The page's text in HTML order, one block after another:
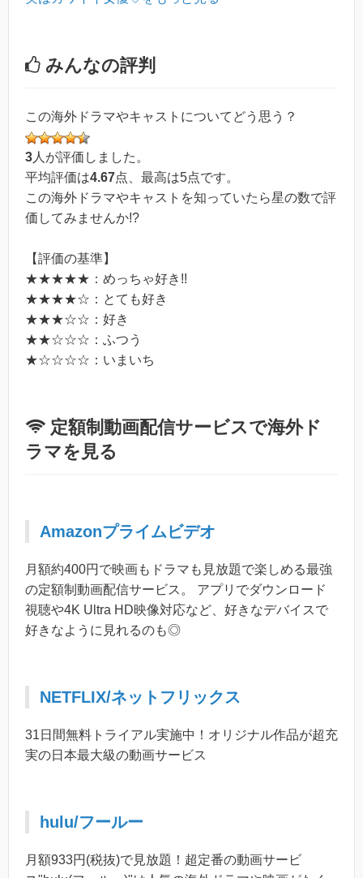
みんなの評判
この海外ドラマやキャストについてどう思う？
3 人が評価しました。
平均評価は4.67点、最高は5点です。
この海外ドラマやキャストを知っていたら星の数で評
価してみませんか!?
【評価の基準】
★★★★★：めっちゃ好き!!
★★★★☆：とても好き
★★★☆☆：好き
★★☆☆☆：ふつう
★☆☆☆☆：いまいち
定額制動画配信サービスで海外ド
ラマを見る
Amazonプライムビデオ
月額約400円で映画もドラマも見放題で楽しめる最強
の定額制動画配信サービス。 アプリでダウンロード
視聴や4K Ultra HD映像対応など、好きなデバイスで
好きなように見れるのも◎
NETFLIX/ネットフリックス
31日間無料トライアル実施中！オリジナル作品が超充
実の日本最大級の動画サービス
hulu/フールー
月額933円(税抜)で見放題！超定番の動画サービ